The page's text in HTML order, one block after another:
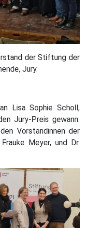
der Stiftung der
Jury.
Lisa Sophie Scholl,
Jury-Preis gewann.
Vorständinnen der
Meyer, und Dr.